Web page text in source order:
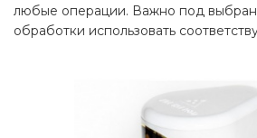
любые операции. Важно под
обработки использовать